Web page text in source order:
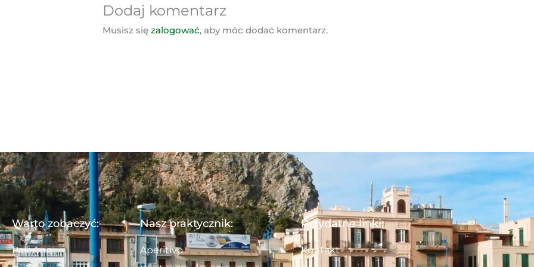
Dodaj komentarz
Musisz sięzalogować, aby móc dodać komentarz.
Warto zobaczyć:
Palermo
Nasz praktycznik:
Aperitivo
Przydatne linki:
Kontakt